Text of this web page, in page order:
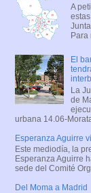
A
Para
El
La
de
urbana 14.06-
Esperanza Aguirre
Este mediodía, la
Esperanza Aguirre
sede del Comité
Del Moma a Madrid